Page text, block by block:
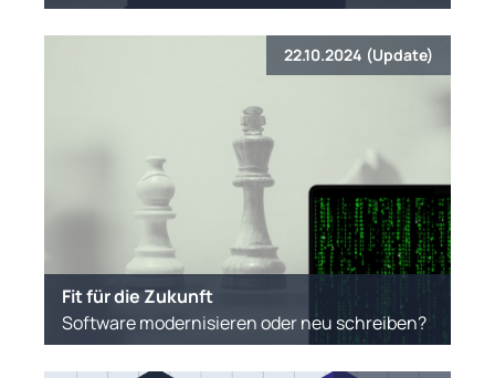
22.10.2024 (Update)
Fit für die Zukunft
Software modernisieren oder neu schreiben?